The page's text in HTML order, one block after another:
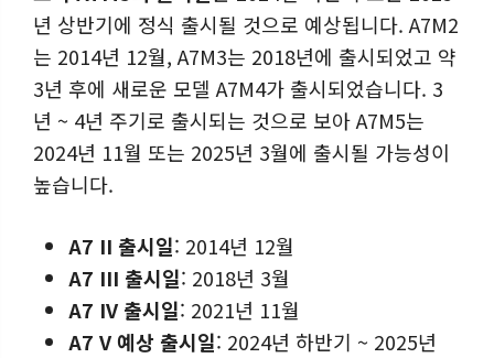
년 상반기에 정식 출시될 것으로 예상됩니다. A7M2
는 2014년 12월, A7M3는 2018년에 출시되었고 약
3년 후에 새로운 모델 A7M4가 출시되었습니다. 3
년 ~ 4년 주기로 출시되는 것으로 보아 A7M5는
2024년 11월 또는 2025년 3월에 출시될 가능성이
높습니다.
A7 II 출시일: 2014년 12월
A7 III 출시일: 2018년 3월
A7 IV 출시일: 2021년 11월
A7 V 예상 출시일: 2024년 하반기 ~ 2025년